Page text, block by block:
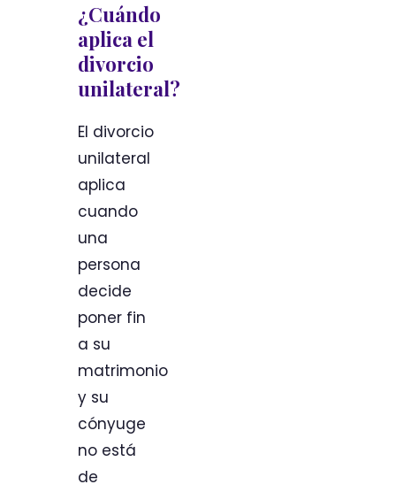
¿Cuándo
aplica el
divorcio
unilateral?
El divorcio
unilateral
aplica
cuando
una
persona
decide
poner fin
a su
matrimonio
y su
cónyuge
no está
de